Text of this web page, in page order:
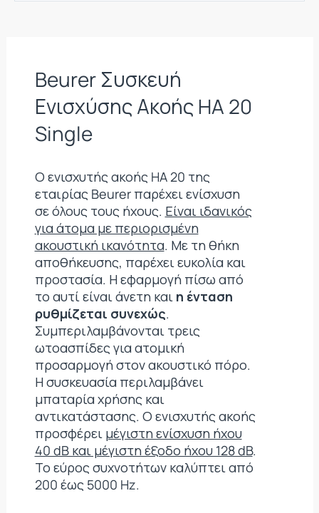
Beurer Συσκευή
Ενισχύσης Ακοής HA 20
Single
Ο ενισχυτής ακοής HA 20 της
εταιρίας Beurer παρέχει ενίσχυση
σε όλους τους ήχους. Είναι ιδανικός
για άτομα με περιορισμένη
ακουστική ικανότητα. Με τη θήκη
αποθήκευσης, παρέχει ευκολία και
προστασία. Η εφαρμογή πίσω από
το αυτί είναι άνετη και η ένταση
ρυθμίζεται συνεχώς.
Συμπεριλαμβάνονται τρεις
ωτοασπίδες για ατομική
προσαρμογή στον ακουστικό πόρο.
Η συσκευασία περιλαμβάνει
μπαταρία χρήσης και
αντικατάστασης. Ο ενισχυτής ακοής
προσφέρει μέγιστη ενίσχυση ήχου
40 dB και μέγιστη έξοδο ήχου 128 dB.
Το εύρος συχνοτήτων καλύπτει από
200 έως 5000 Hz.